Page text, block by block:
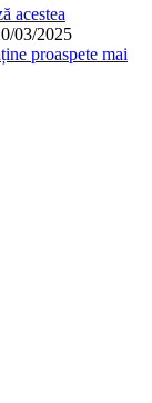
acestea
03/2025
proaspete mai